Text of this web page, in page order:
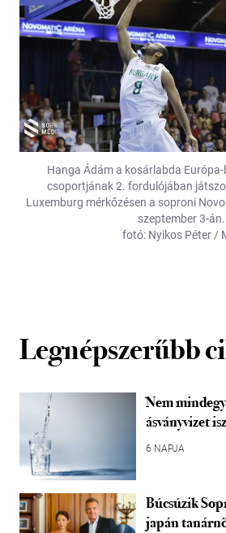
Hanga Ádám a kosárlabda
csoportjának 2. fordulójában
Luxemburg mérkőzésen a soproni
szeptember 3-án.
fotó: Nyikos Péter /
Legnépszerűbb
Nem
ásványvizet
6 NAPJA
Búcsúzik
japán